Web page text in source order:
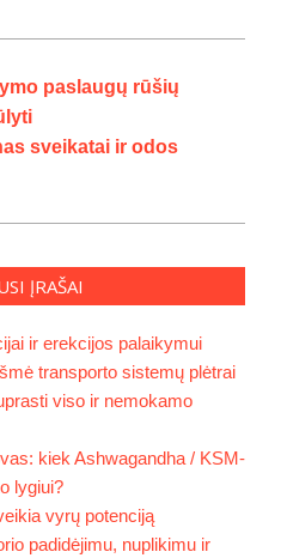
paslaugų rūšių
sveikatai ir odos
ĮRAŠAI
ir erekcijos palaikymui
transporto sistemų plėtrai
viso ir nemokamo
kiek Ashwagandha / KSM-
lygiui?
vyrų potenciją
padidėjimu, nuplikimu ir